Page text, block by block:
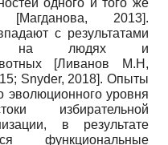
одного и того же
[Магданова, 2013].
с результатами
на людях и
[Ливанов М.Н,
; Snyder, 2018]. Опыты
эволюционного уровня
избирательной
в результате
функциональные